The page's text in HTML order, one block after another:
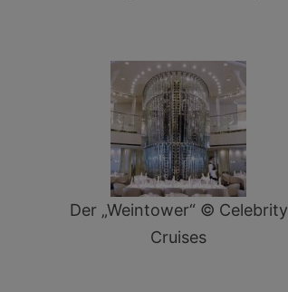
Der „Weintower“ © Celebrity
Cruises